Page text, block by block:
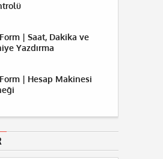
| Saat, Dakika ve
Yazdırma
| Hesap Makinesi